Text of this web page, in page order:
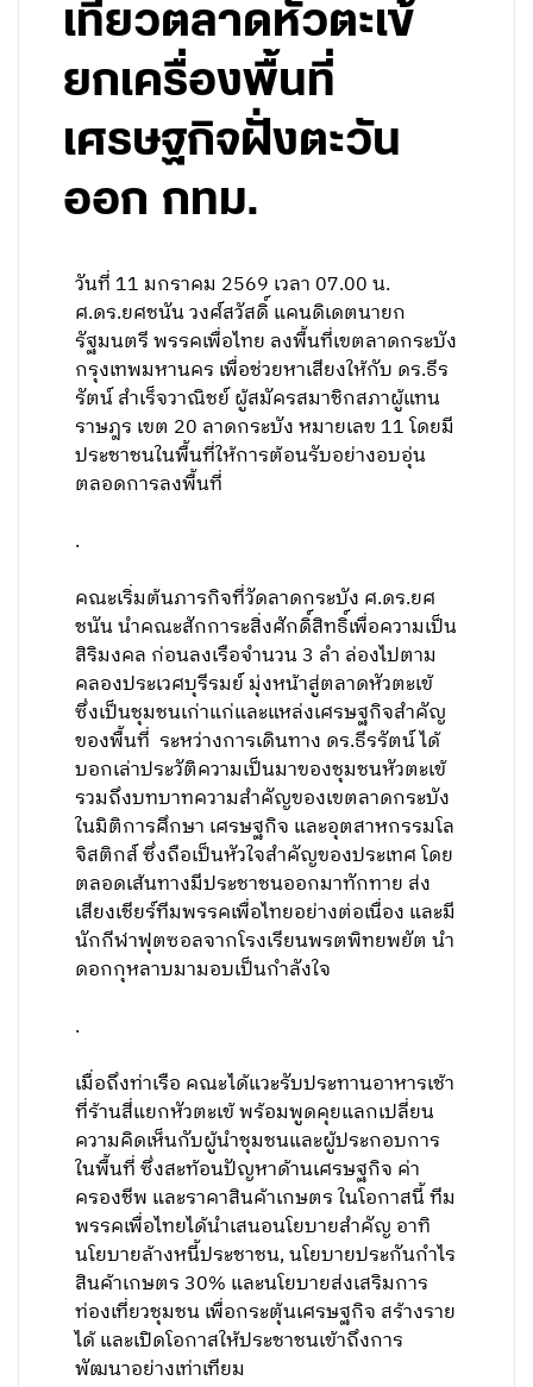
เที่ยวตลาดหัวตะเข้
ยกเครื่องพื้นที่
เศรษฐกิจฝั่งตะวัน
ออก กทม.
วันที่ 11 มกราคม 2569 เวลา 07.00 น.
ศ.ดร.ยศชนัน วงศ์สวัสดิ์ แคนดิเดตนายก
รัฐมนตรี พรรคเพื่อไทย ลงพื้นที่เขตลาดกระบัง
กรุงเทพมหานคร เพื่อช่วยหาเสียงให้กับ ดร.ธีร
รัตน์ สำเร็จวาณิชย์ ผู้สมัครสมาชิกสภาผู้แทน
ราษฎร เขต 20 ลาดกระบัง หมายเลข 11 โดยมี
ประชาชนในพื้นที่ให้การต้อนรับอย่างอบอุ่น
ตลอดการลงพื้นที่
.
คณะเริ่มต้นภารกิจที่วัดลาดกระบัง ศ.ดร.ยศ
ชนัน นำคณะสักการะสิ่งศักดิ์สิทธิ์เพื่อความเป็น
สิริมงคล ก่อนลงเรือจำนวน 3 ลำ ล่องไปตาม
คลองประเวศบุรีรมย์ มุ่งหน้าสู่ตลาดหัวตะเข้
ซึ่งเป็นชุมชนเก่าแก่และแหล่งเศรษฐกิจสำคัญ
ของพื้นที่ ระหว่างการเดินทาง ดร.ธีรรัตน์ ได้
บอกเล่าประวัติความเป็นมาของชุมชนหัวตะเข้
รวมถึงบทบาทความสำคัญของเขตลาดกระบัง
ในมิติการศึกษา เศรษฐกิจ และอุตสาหกรรมโล
จิสติกส์ ซึ่งถือเป็นหัวใจสำคัญของประเทศ โดย
ตลอดเส้นทางมีประชาชนออกมาทักทาย ส่ง
เสียงเชียร์ทีมพรรคเพื่อไทยอย่างต่อเนื่อง และมี
นักกีฬาฟุตซอลจากโรงเรียนพรตพิทยพยัต นำ
ดอกกุหลาบมามอบเป็นกำลังใจ
.
เมื่อถึงท่าเรือ คณะได้แวะรับประทานอาหารเช้า
ที่ร้านสี่แยกหัวตะเข้ พร้อมพูดคุยแลกเปลี่ยน
ความคิดเห็นกับผู้นำชุมชนและผู้ประกอบการ
ในพื้นที่ ซึ่งสะท้อนปัญหาด้านเศรษฐกิจ ค่า
ครองชีพ และราคาสินค้าเกษตร ในโอกาสนี้ ทีม
พรรคเพื่อไทยได้นำเสนอนโยบายสำคัญ อาทิ
นโยบายล้างหนี้ประชาชน, นโยบายประกันกำไร
สินค้าเกษตร 30% และนโยบายส่งเสริมการ
ท่องเที่ยวชุมชน เพื่อกระตุ้นเศรษฐกิจ สร้างราย
ได้ และเปิดโอกาสให้ประชาชนเข้าถึงการ
พัฒนาอย่างเท่าเทียม